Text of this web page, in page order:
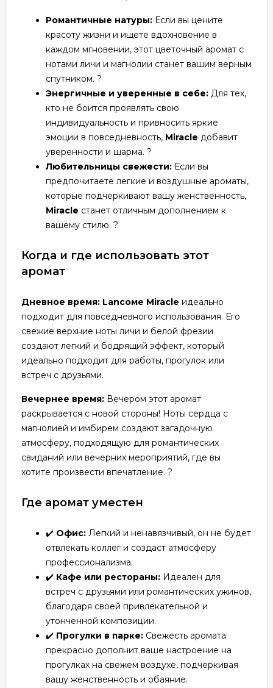
Романтичные натуры: Если вы цените
красоту жизни и ищете вдохновение в
каждом мгновении, этот цветочный аромат с
нотами личи и магнолии станет вашим верным
спутником. ?
Энергичные и уверенные в себе: Для тех,
кто не боится проявлять свою
индивидуальность и привносить яркие
эмоции в повседневность, Miracle добавит
уверенности и шарма. ?
Любительницы свежести: Если вы
предпочитаете легкие и воздушные ароматы,
которые подчеркивают вашу женственность,
Miracle станет отличным дополнением к
вашему стилю. ?
Когда и где использовать этот
аромат
Дневное время: Lаncоме Miracle идеально
подходит для повседневного использования. Его
свежие верхние ноты личи и белой фрезии
создают легкий и бодрящий эффект, который
идеально подходит для работы, прогулок или
встреч с друзьями.
Вечернее время: Вечером этот аромат
раскрывается с новой стороны! Ноты сердца с
магнолией и имбирем создают загадочную
атмосферу, подходящую для романтических
свиданий или вечерних мероприятий, где вы
хотите произвести впечатление. ?
Где аромат уместен
✔️ Офис: Легкий и ненавязчивый, он не будет
отвлекать коллег и создаст атмосферу
профессионализма.
✔️ Кафе или рестораны: Идеален для
встреч с друзьями или романтических ужинов,
благодаря своей привлекательной и
утонченной композиции.
✔️ Прогулки в парке: Свежесть аромата
прекрасно дополнит ваше настроение на
прогулках на свежем воздухе, подчеркивая
вашу женственность и обаяние.